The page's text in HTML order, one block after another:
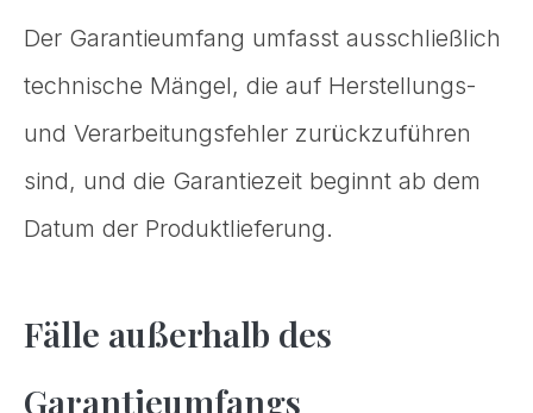
Der Garantieumfang umfasst ausschließlich
technische Mängel, die auf Herstellungs-
und Verarbeitungsfehler zurückzuführen
sind, und die Garantiezeit beginnt ab dem
Datum der Produktlieferung.
Fälle außerhalb des
Garantieumfangs